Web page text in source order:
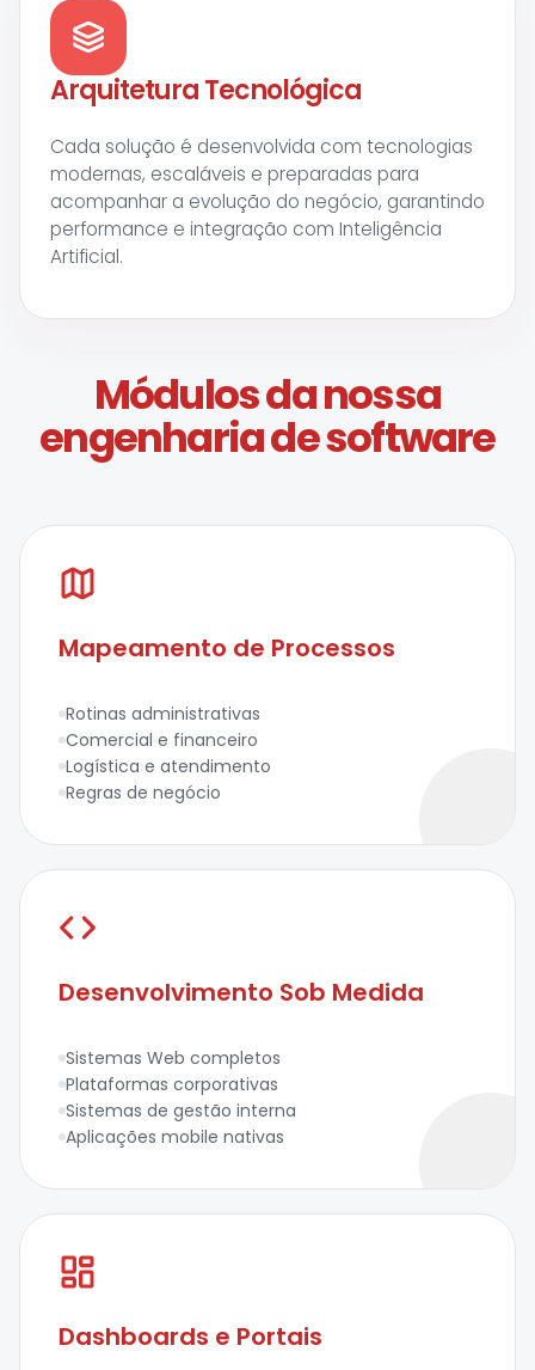
Arquitetura Tecnológica
Cada solução é desenvolvida com tecnologias
modernas, escaláveis e preparadas para
acompanhar a evolução do negócio, garantindo
performance e integração com Inteligência
Artificial.
Módulos da nossa
engenharia de software
Mapeamento de Processos
Rotinas administrativas
Comercial e financeiro
Logística e atendimento
Regras de negócio
Desenvolvimento Sob Medida
Sistemas Web completos
Plataformas corporativas
Sistemas de gestão interna
Aplicações mobile nativas
Dashboards e Portais